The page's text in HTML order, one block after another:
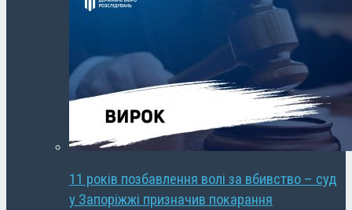
11 років позбавлення волі за вбивство – суд
у Запоріжжі призначив покарання